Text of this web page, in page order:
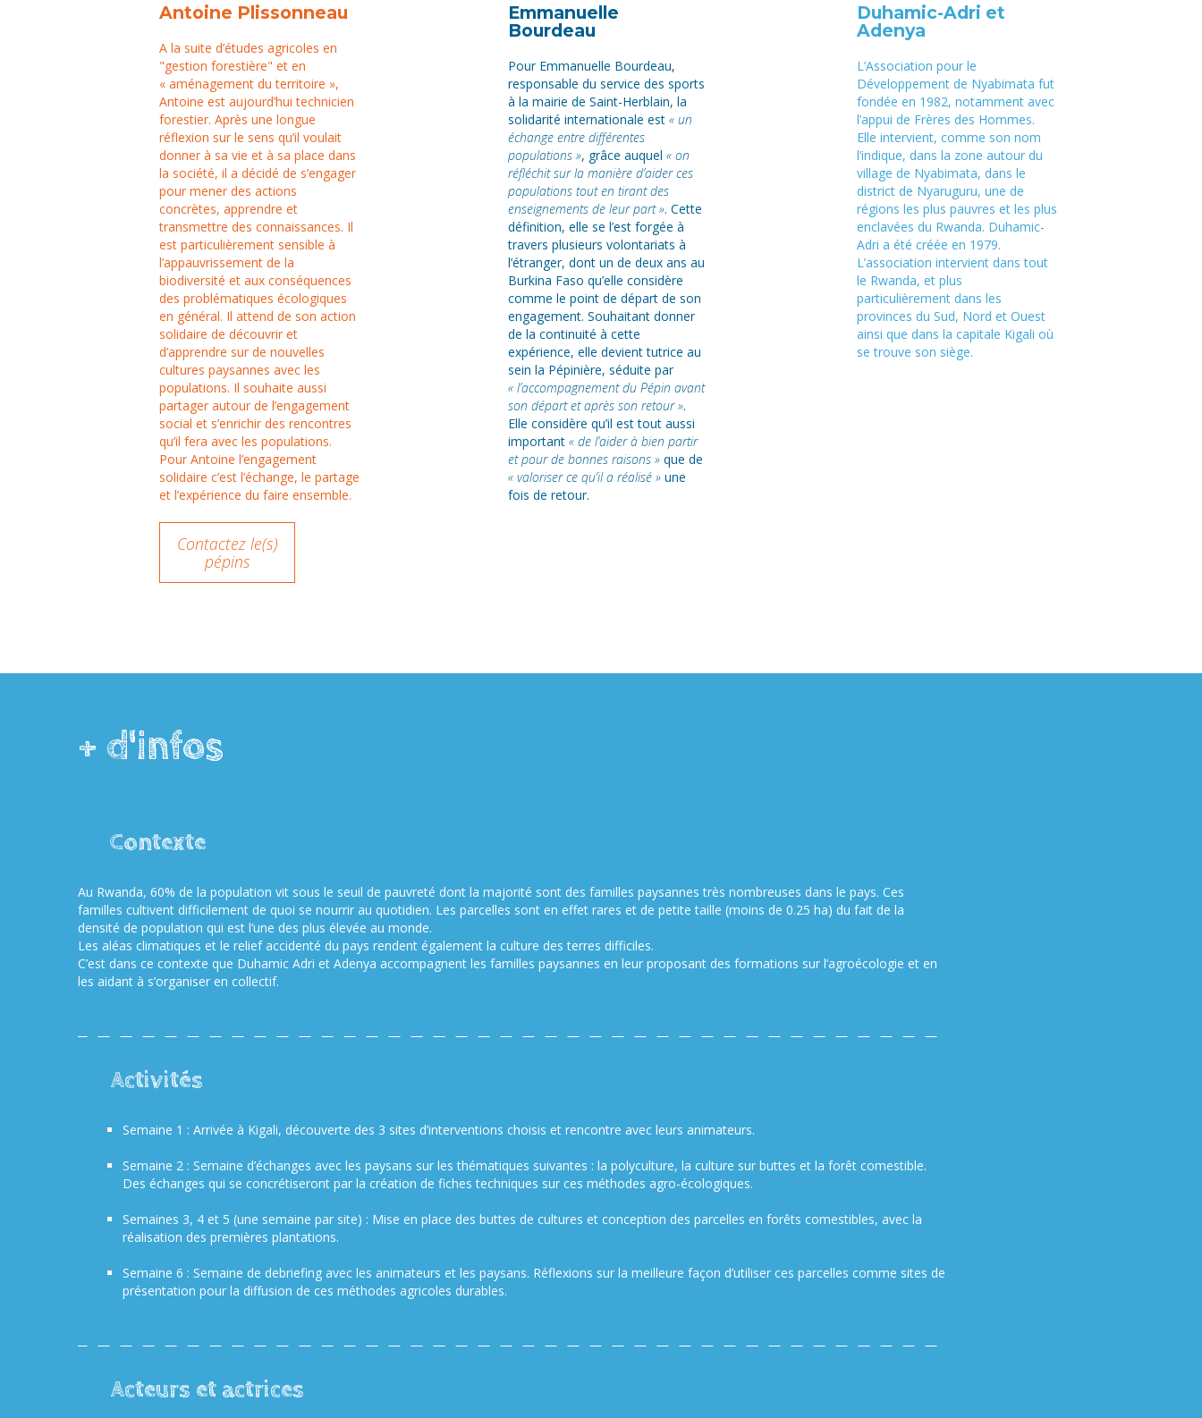
Antoine Plissonneau
A la suite d’études agricoles en
"gestion forestière" et en
« aménagement du territoire »,
Antoine est aujourd’hui technicien
forestier. Après une longue
réflexion sur le sens qu’il voulait
donner à sa vie et à sa place dans
la société, il a décidé de s’engager
pour mener des actions
concrètes, apprendre et
transmettre des connaissances. Il
est particulièrement sensible à
l’appauvrissement de la
biodiversité et aux conséquences
des problématiques écologiques
en général. Il attend de son action
solidaire de découvrir et
d’apprendre sur de nouvelles
cultures paysannes avec les
populations. Il souhaite aussi
partager autour de l’engagement
social et s’enrichir des rencontres
qu’il fera avec les populations.
Pour Antoine l’engagement
solidaire c’est l’échange, le partage
et l’expérience du faire ensemble.
Contactez le(s)
pépins
Emmanuelle
Bourdeau
Pour Emmanuelle Bourdeau,
responsable du service des sports
à la mairie de Saint-Herblain, la
solidarité internationale est « un
échange entre différentes
populations », grâce auquel « on
réfléchit sur la manière d’aider ces
populations tout en tirant des
enseignements de leur part ». Cette
définition, elle se l’est forgée à
travers plusieurs volontariats à
l’étranger, dont un de deux ans au
Burkina Faso qu’elle considère
comme le point de départ de son
engagement. Souhaitant donner
de la continuité à cette
expérience, elle devient tutrice au
sein la Pépinière, séduite par
« l’accompagnement du Pépin avant
son départ et après son retour ».
Elle considère qu’il est tout aussi
important « de l’aider à bien partir
et pour de bonnes raisons » que de
« valoriser ce qu’il a réalisé » une
fois de retour.
Duhamic-Adri et
Adenya
L’Association pour le
Développement de Nyabimata fut
fondée en 1982, notamment avec
l’appui de Frères des Hommes.
Elle intervient, comme son nom
l’indique, dans la zone autour du
village de Nyabimata, dans le
district de Nyaruguru, une de
régions les plus pauvres et les plus
enclavées du Rwanda. Duhamic-
Adri a été créée en 1979.
L’association intervient dans tout
le Rwanda, et plus
particulièrement dans les
provinces du Sud, Nord et Ouest
ainsi que dans la capitale Kigali où
se trouve son siège.
+ d'infos
Contexte
Au Rwanda, 60% de la population vit sous le seuil de pauvreté dont la majorité sont des familles paysannes très nombreuses dans le pays. Ces
familles cultivent difficilement de quoi se nourrir au quotidien. Les parcelles sont en effet rares et de petite taille (moins de 0.25 ha) du fait de la
densité de population qui est l’une des plus élevée au monde.
Les aléas climatiques et le relief accidenté du pays rendent également la culture des terres difficiles.
C’est dans ce contexte que Duhamic Adri et Adenya accompagnent les familles paysannes en leur proposant des formations sur l’agroécologie et en
les aidant à s’organiser en collectif.
Activités
Semaine 1 : Arrivée à Kigali, découverte des 3 sites d’interventions choisis et rencontre avec leurs animateurs.
Semaine 2 : Semaine d’échanges avec les paysans sur les thématiques suivantes : la polyculture, la culture sur buttes et la forêt comestible.
Des échanges qui se concrétiseront par la création de fiches techniques sur ces méthodes agro-écologiques.
Semaines 3, 4 et 5 (une semaine par site) : Mise en place des buttes de cultures et conception des parcelles en forêts comestibles, avec la
réalisation des premières plantations.
Semaine 6 : Semaine de debriefing avec les animateurs et les paysans. Réflexions sur la meilleure façon d’utiliser ces parcelles comme sites de
présentation pour la diffusion de ces méthodes agricoles durables.
Acteurs et actrices